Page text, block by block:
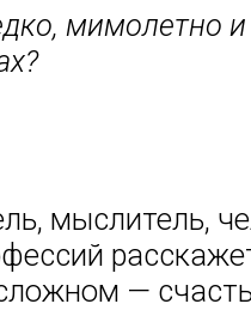
мимолетно
мыслитель,
—